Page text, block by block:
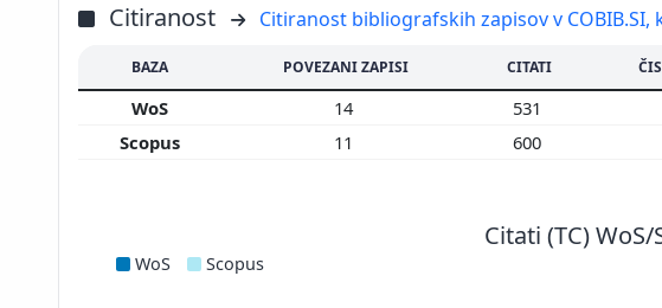
Citiranost Citiranost bibliografskih zapisov v
BAZA POVEZANI ZAPISI CITATI
WoS 14 531
Scopus
11 600
Citati (TC) WoS/
WoS Scopus